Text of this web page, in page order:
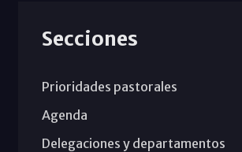
Secciones
Prioridades pastorales
Agenda
Delegaciones y departamentos